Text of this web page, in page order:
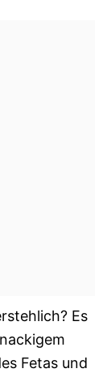
Es
Fetas und